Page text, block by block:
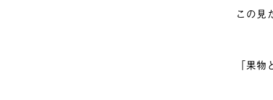
この見
「果